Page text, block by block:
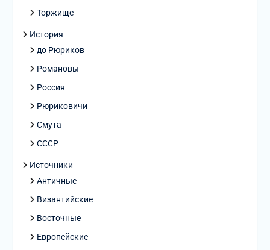
Торжище
История
до Рюриков
Романовы
Россия
Рюриковичи
Смута
СССР
Источники
Античные
Византийские
Восточные
Европейские